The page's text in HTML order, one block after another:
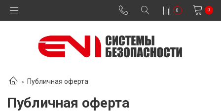
0 0
Публичная оферта
Публичная оферта